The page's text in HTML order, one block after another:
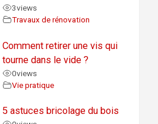
3views
Travaux de rénovation
Comment retirer une vis qui
tourne dans le vide ?
0views
Vie pratique
5 astuces bricolage du bois